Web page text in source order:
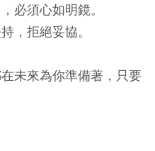
必須心如明鏡。
，拒絕妥協。
未來為你準備著，只要